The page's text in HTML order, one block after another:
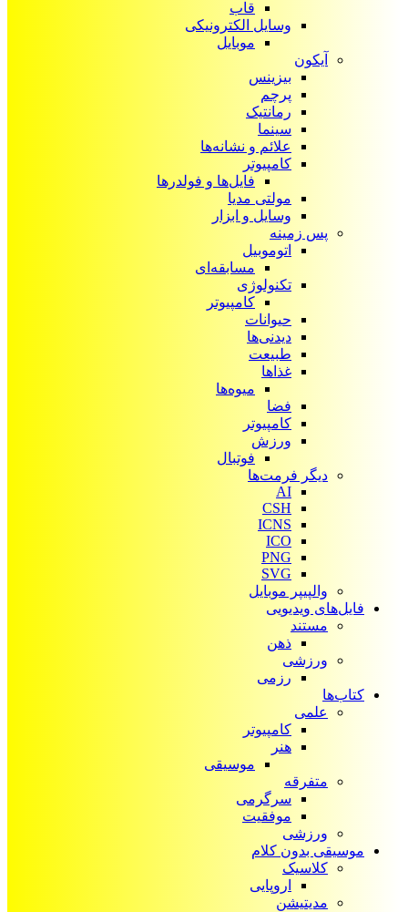
قاب
وسایل الکترونیکی
موبایل
آیکون‌
بیزینس
پرچم
رمانتیک
سینما
علائم و نشانه‌ها
کامپیوتر
فایل‌ها و فولدرها
مولتی مدیا
وسایل و ابزار
پس زمینه
اتوموبیل
مسابقه‌ای
تکنولوژی
کامپیوتر
حیوانات
دیدنی‌ها
طبیعت
غذاها
میوه‌ها
فضا
کامپیوتر
ورزش
فوتبال
دیگر فرمت‌ها
AI
CSH
ICNS
ICO
PNG
SVG
والپیپر موبایل
فایل‌های ویدیویی
مستند
ذهن
ورزشی
رزمی
کتاب‌ها
علمی
کامپیوتر
هنر
موسیقی
متفرقه
سرگرمی
موفقیت
ورزشی
موسیقی بدون کلام
کلاسیک
اروپایی
مدیتیشن